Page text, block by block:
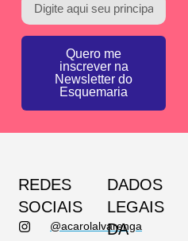
Quero me
inscrever na
Newsletter do
Esquemaria
REDES
SOCIAIS
@acarolalvarenga
DADOS
LEGAIS
DA